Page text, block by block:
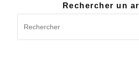
Rechercher un